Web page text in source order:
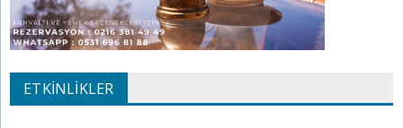
ETKINLIKLER